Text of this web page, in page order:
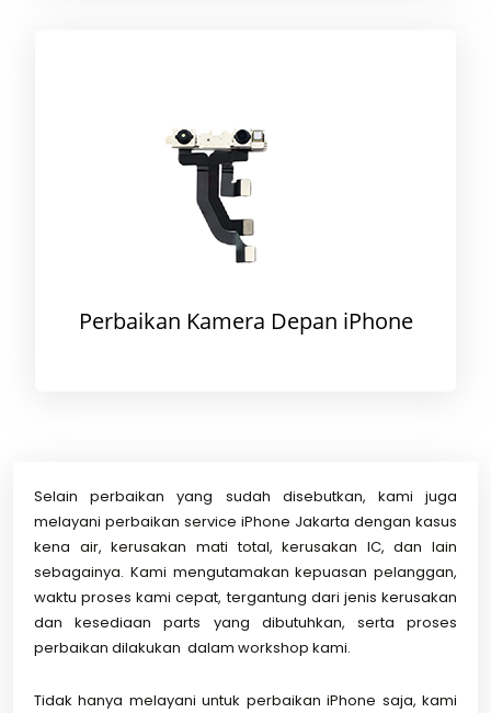
Perbaikan Kamera Depan iPhone
Selain perbaikan yang sudah disebutkan, kami juga
melayani perbaikan service iPhone Jakarta dengan kasus
kena air, kerusakan mati total, kerusakan IC, dan lain
sebagainya. Kami mengutamakan kepuasan pelanggan,
waktu proses kami cepat, tergantung dari jenis kerusakan
dan kesediaan parts yang dibutuhkan, serta proses
perbaikan dilakukan dalam workshop kami.
Tidak hanya melayani untuk perbaikan iPhone saja, kami